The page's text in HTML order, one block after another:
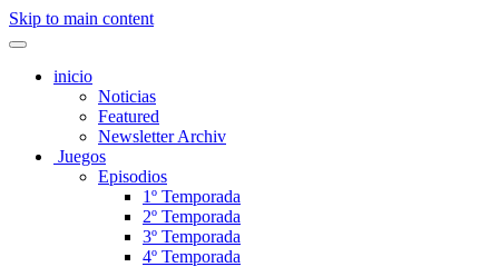
Skip to main content
inicio
Noticias
Featured
Newsletter Archiv
Juegos
Episodios
1º Temporada
2º Temporada
3º Temporada
4º Temporada